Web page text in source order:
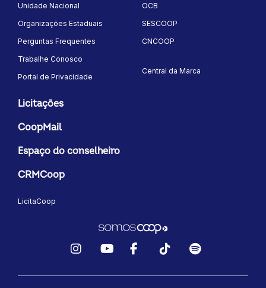
Unidade Nacional
Organizações Estaduais
Perguntas Frequentes
Trabalhe Conosco
Portal de Privacidade
OCB
SESCOOP
CNCOOP
Central da Marca
Licitações
CoopMail
Espaço do conselheiro
CRMCoop
LicitaCoop